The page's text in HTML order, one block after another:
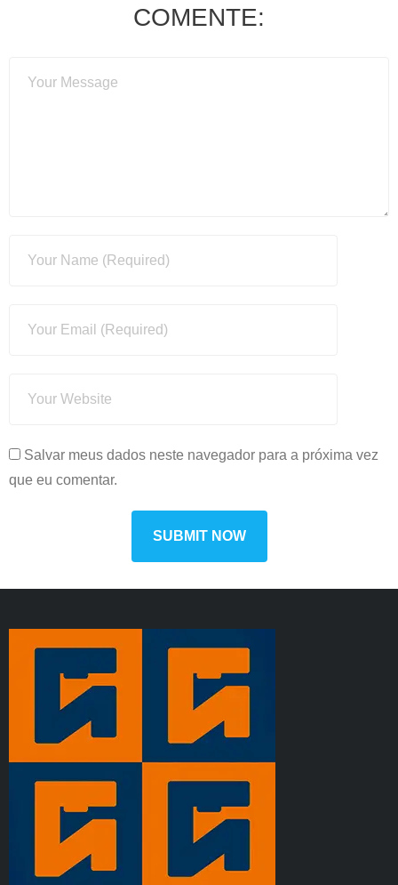
COMENTE:
Salvar meus dados neste navegador para a próxima vez
que eu comentar.